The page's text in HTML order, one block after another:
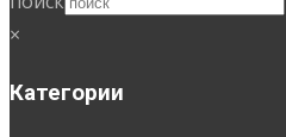
×
Категории